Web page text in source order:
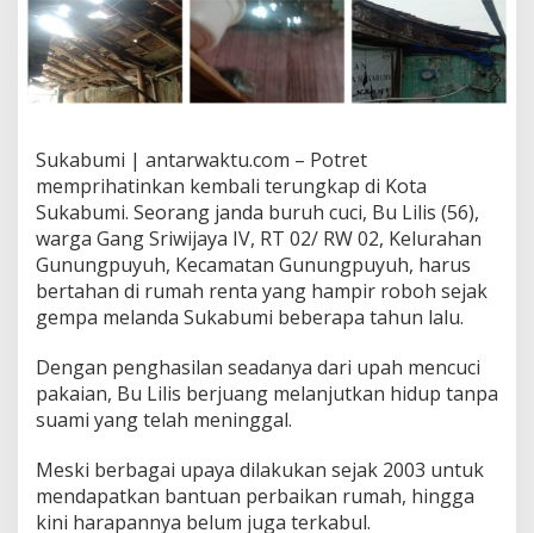
Sukabumi | antarwaktu.com – Potret
memprihatinkan kembali terungkap di Kota
Sukabumi. Seorang janda buruh cuci, Bu Lilis (56),
warga Gang Sriwijaya IV, RT 02/ RW 02, Kelurahan
Gunungpuyuh, Kecamatan Gunungpuyuh, harus
bertahan di rumah renta yang hampir roboh sejak
gempa melanda Sukabumi beberapa tahun lalu.‎‎
Dengan penghasilan seadanya dari upah mencuci
pakaian, Bu Lilis berjuang melanjutkan hidup tanpa
suami yang telah meninggal.
Meski berbagai upaya dilakukan sejak 2003 untuk
mendapatkan bantuan perbaikan rumah, hingga
kini harapannya belum juga terkabul.